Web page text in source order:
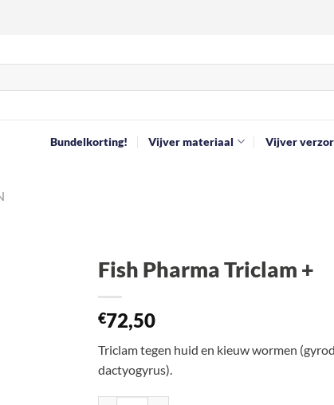
Bundelkorting! Vijver materiaal Vijver
Fish Pharma Triclam +
€72,50
Triclam tegen huid en kieuw wormen
dactyogyrus).